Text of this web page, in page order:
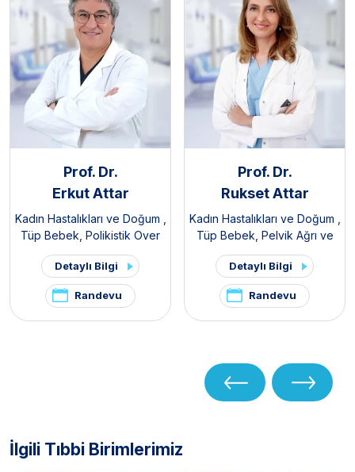
Prof. Dr.
Erkut Attar
Kadın Hastalıkları ve Doğum
Tüp Bebek Polikistik Over
Sendromu / PKOS ve
Hirsutizm Kliniği,Pelvik Ağrı
ve Endometriozis Kliniği
Detaylı Bilgi
Randevu
Prof. Dr.
Rukset Attar
Kadın Hastalıkları ve Doğum
Tüp Bebek Pelvik Ağrı ve
Endometriozis Kliniği
Detaylı Bilgi
Randevu
İlgili Tıbbi Birimlerimiz